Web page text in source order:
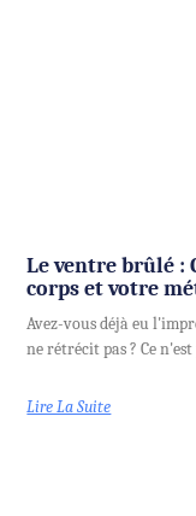
Le ventre brûlé :
corps et votre
Avez-vous déjà eu
ne rétrécit pas ? Ce
Lire La Suite